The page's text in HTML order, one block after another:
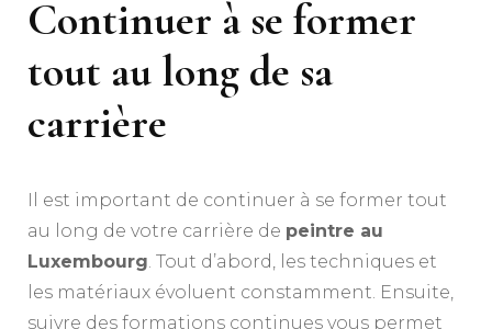
Continuer à se former
tout au long de sa
carrière
Il est important de continuer à se former tout
au long de votre carrière de peintre au
Luxembourg. Tout d’abord, les techniques et
les matériaux évoluent constamment. Ensuite,
suivre des formations continues vous permet